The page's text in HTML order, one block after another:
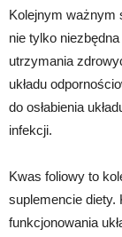
Kolejnym ważnym
nie tylko niezbędna
utrzymania
układu
do osłabienia
infekcji.
Kwas foliowy to
suplemencie diety.
funkcjonowania